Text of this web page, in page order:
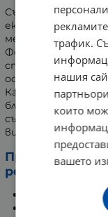
Създаването на
екип с дълбоки
медицината,
Формулата е плод
специфичните
основна съставка,
Като натурално
благоприятства
същевременно
висока физическа
Продуктът е
режима на
подсилване
подобряване
трафик.
нашия
които
вашето